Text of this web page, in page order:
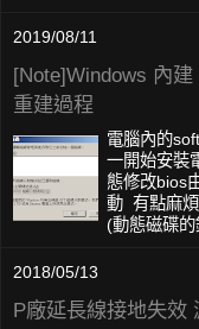
2019/08/11
[Note]Windows 內
重建過程
電腦內的
一開始安裝
態修改bios
動 有點麻
(動態磁碟的
2018/05/13
P廠延長線接地失效